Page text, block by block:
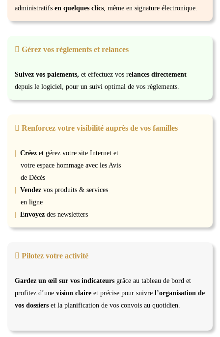
administratifs en quelques clics , même en signature électronique.
Gérez vos règlements et relances
Suivez vos paiements, et effectuez vos relances directement
depuis le logiciel, pour un suivi optimal de vos règlements.
Renforcez votre visibilité auprès de vos familles
| Créez et gérez votre site Internet et
votre espace hommage avec les Avis
de Décès
| Vendez vos produits & services
en ligne
| Envoyez des newsletters
Pilotez votre activité
Gardez un œil sur vos indicateurs grâce au tableau de bord et
profitez d’une vision claire et précise pour suivre l’organisation de
vos dossiers et la planification de vos convois au quotidien.